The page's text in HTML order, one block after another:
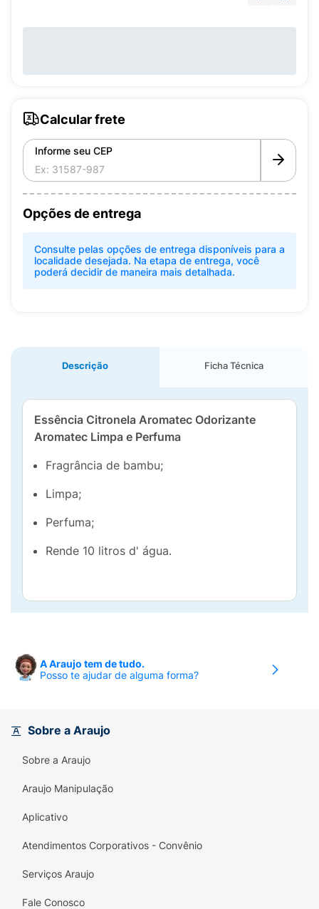
Calcular frete
Informe seu CEP
Opções de entrega
Consulte pelas opções de entrega disponíveis para a
localidade desejada. Na etapa de entrega, você
poderá decidir de maneira mais detalhada.
Descrição Ficha Técnica
Essência Citronela Aromatec Odorizante
Aromatec Limpa e Perfuma
Fragrância de bambu;
Limpa;
Perfuma;
Rende 10 litros d' água.
A Araujo tem de tudo.
Posso te ajudar de alguma forma?
Sobre a Araujo
Sobre a Araujo
Araujo Manipulação
Aplicativo
Atendimentos Corporativos - Convênio
Serviços Araujo
Fale Conosco